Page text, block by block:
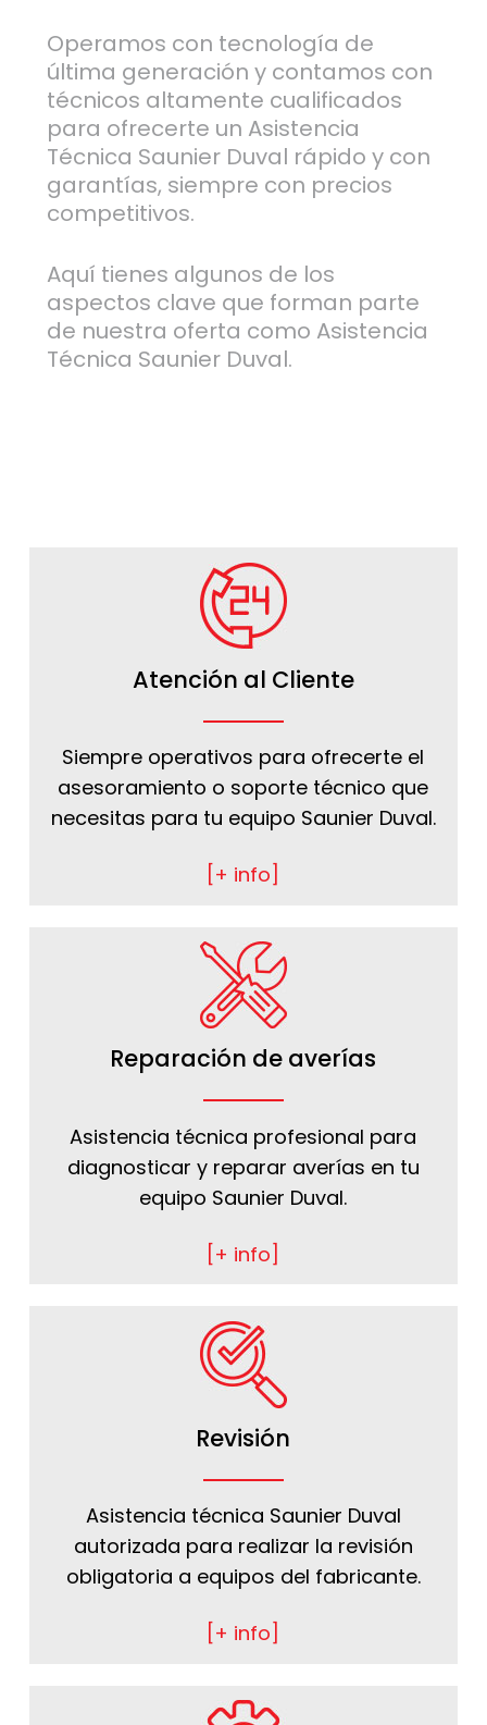
Operamos con tecnología de
última generación y contamos con
técnicos altamente cualificados
para ofrecerte un Asistencia
Técnica Saunier Duval rápido y con
garantías, siempre con precios
competitivos.
Aquí tienes algunos de los
aspectos clave que forman parte
de nuestra oferta como Asistencia
Técnica Saunier Duval.
Atención al Cliente
Siempre operativos para ofrecerte el
asesoramiento o soporte técnico que
necesitas para tu equipo Saunier Duval.
[+ info]
Reparación de averías
Asistencia técnica profesional para
diagnosticar y reparar averías en tu
equipo Saunier Duval.
[+ info]
Revisión
Asistencia técnica Saunier Duval
autorizada para realizar la revisión
obligatoria a equipos del fabricante.
[+ info]